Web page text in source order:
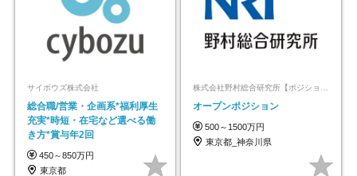
サイボウズ株式会社
総合職/営業・企画系*福利厚生
充実*時短・在宅など選べる働
き方*賞与年2回
450～850万円
東京都
オープンポジション
500～1500万円
東京都_神奈川県